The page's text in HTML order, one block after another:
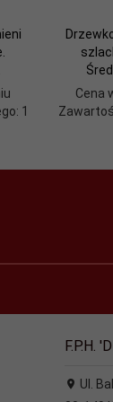
1
Cena
F.P.H.
Ul.